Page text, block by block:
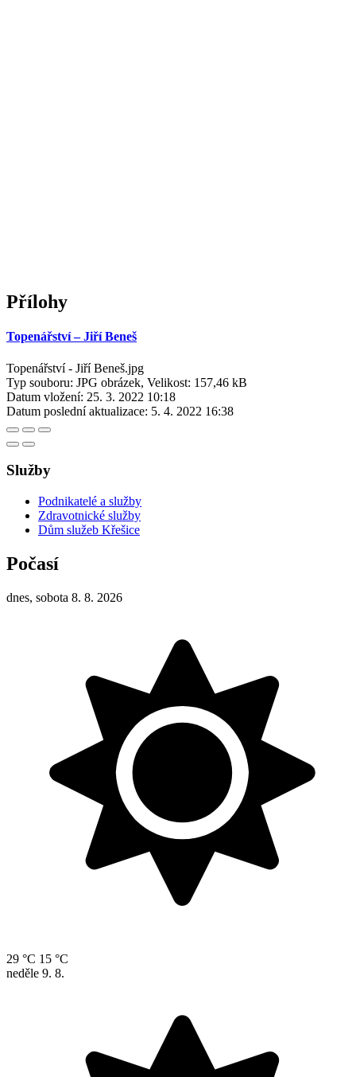
Přílohy
Topenářství – Jiří Beneš
Topenářství - Jiří Beneš.jpg
Typ souboru: JPG obrázek, Velikost: 157,46 kB
Datum vložení: 25. 3. 2022 10:18
Datum poslední aktualizace: 5. 4. 2022 16:38
Služby
Podnikatelé a služby
Zdravotnické služby
Dům služeb Křešice
Počasí
dnes, sobota 8. 8. 2026
29 °C 15 °C
neděle 9. 8.